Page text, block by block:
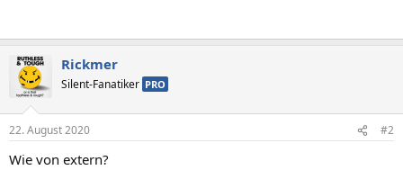
Rickmer
Silent-Fanatiker PRO
22. August 2020 #2
Wie von extern?